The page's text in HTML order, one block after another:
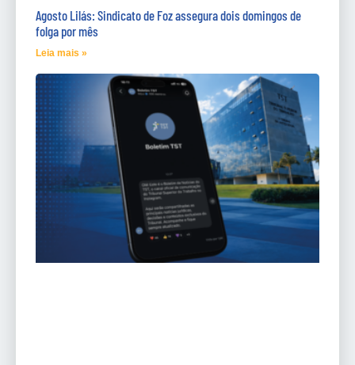
Agosto Lilás: Sindicato de Foz assegura dois domingos de
folga por mês
Leia mais »